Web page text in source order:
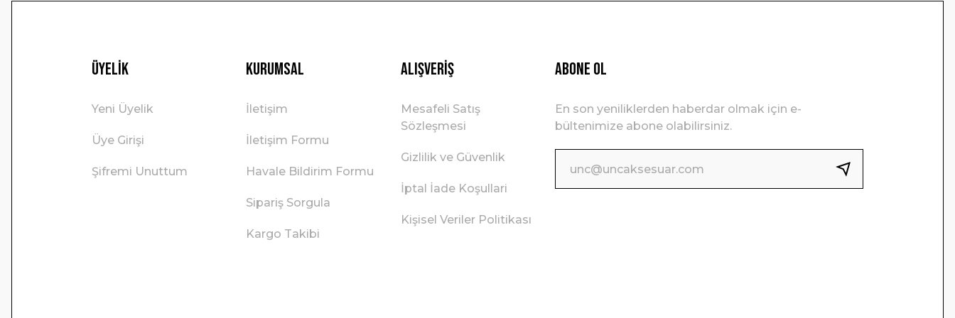
Üyelik
Yeni Üyelik
Üye Girişi
Şifremi Unuttum
Kurumsal
İletişim
İletişim Formu
Havale Bildirim Formu
Sipariş Sorgula
Kargo Takibi
Alışveriş
Mesafeli Satış
Sözleşmesi
Gizlilik ve Güvenlik
İptal İade Koşullari
Kişisel Veriler Politikası
ABONE OL
En son yeniliklerden haberdar olmak için e-
bültenimize abone olabilirsiniz.